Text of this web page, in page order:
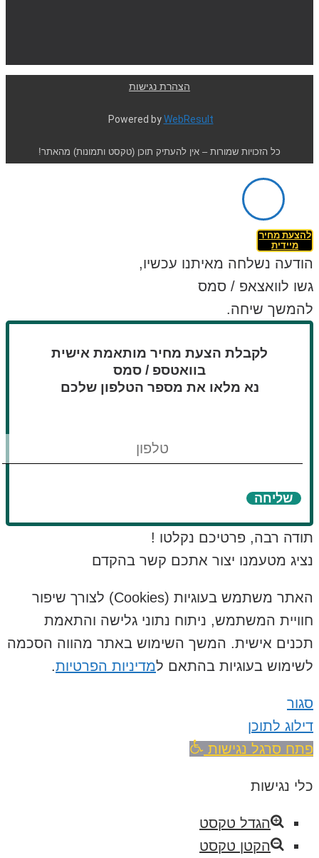
הצהרת נגישות
Powered byWebResult
כל הזכויות שמורות – אין להעתיק תוכן (טקסט ותמונות) מהאתר!
להצעת מחיר
מיידית
הודעה נשלחה מאיתנו עכשיו,
גשו לוואצאפ / סמס
להמשך שיחה.
לקבלת הצעת מחיר מותאמת אישית
בוואטספ / סמס
נא מלאו את מספר הטלפון שלכם
שליחה
תודה רבה, פרטיכם נקלטו !
נציג מטעמנו יצור אתכם קשר בהקדם
האתר משתמש בעוגיות (Cookies) לצורך שיפור
חוויית המשתמש, ניתוח נתוני גלישה והתאמת
תכנים אישית. המשך השימוש באתר מהווה הסכמה
לשימוש בעוגיות בהתאם למדיניות הפרטיות.
סגור
דילוג לתוכן
פתח סרגל נגישות
כלי נגישות
הגדל טקסט
הקטן טקסט